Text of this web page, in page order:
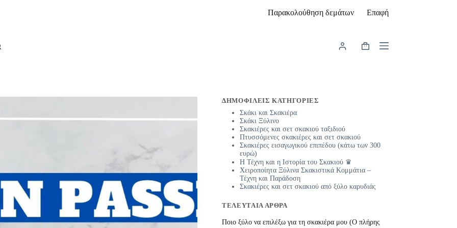
Παρακολούθηση δεμάτων Επαφή
Καλάθι
ΔΗΜΟΦΙΛΕΊΣ ΚΑΤΗΓΟΡΊΕΣ
Σκάκι και Σκακιέρα
Σκάκι Ξύλινο
Σκακιέρες και σετ σκακιού ταξιδιού
Πτυσσόμενες σκακιέρες και σετ σκακιού
Σκακιέρες εισαγωγικού επιπέδου (κάτω των 300
ευρώ)
Η Τέχνη και η Ιστορία του Σκακιού ♛
Χειροποίητα Ξύλινα Σκακιστικά Κομμάτια –
Τέχνη και Παράδοση
Σκακιέρες και σετ σκακιού από ξύλο καρυδιάς
ΤΕΛΕΥΤΑΊΑ ΆΡΘΡΑ
Ποιο ξύλο να επιλέξω για τη σκακιέρα μου (Ο πλήρης